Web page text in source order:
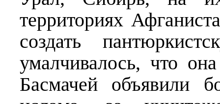
территориях
создать
умалчивалось, что
Басмачей объявили